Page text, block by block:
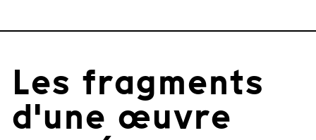
Les fragments
d'une œuvre